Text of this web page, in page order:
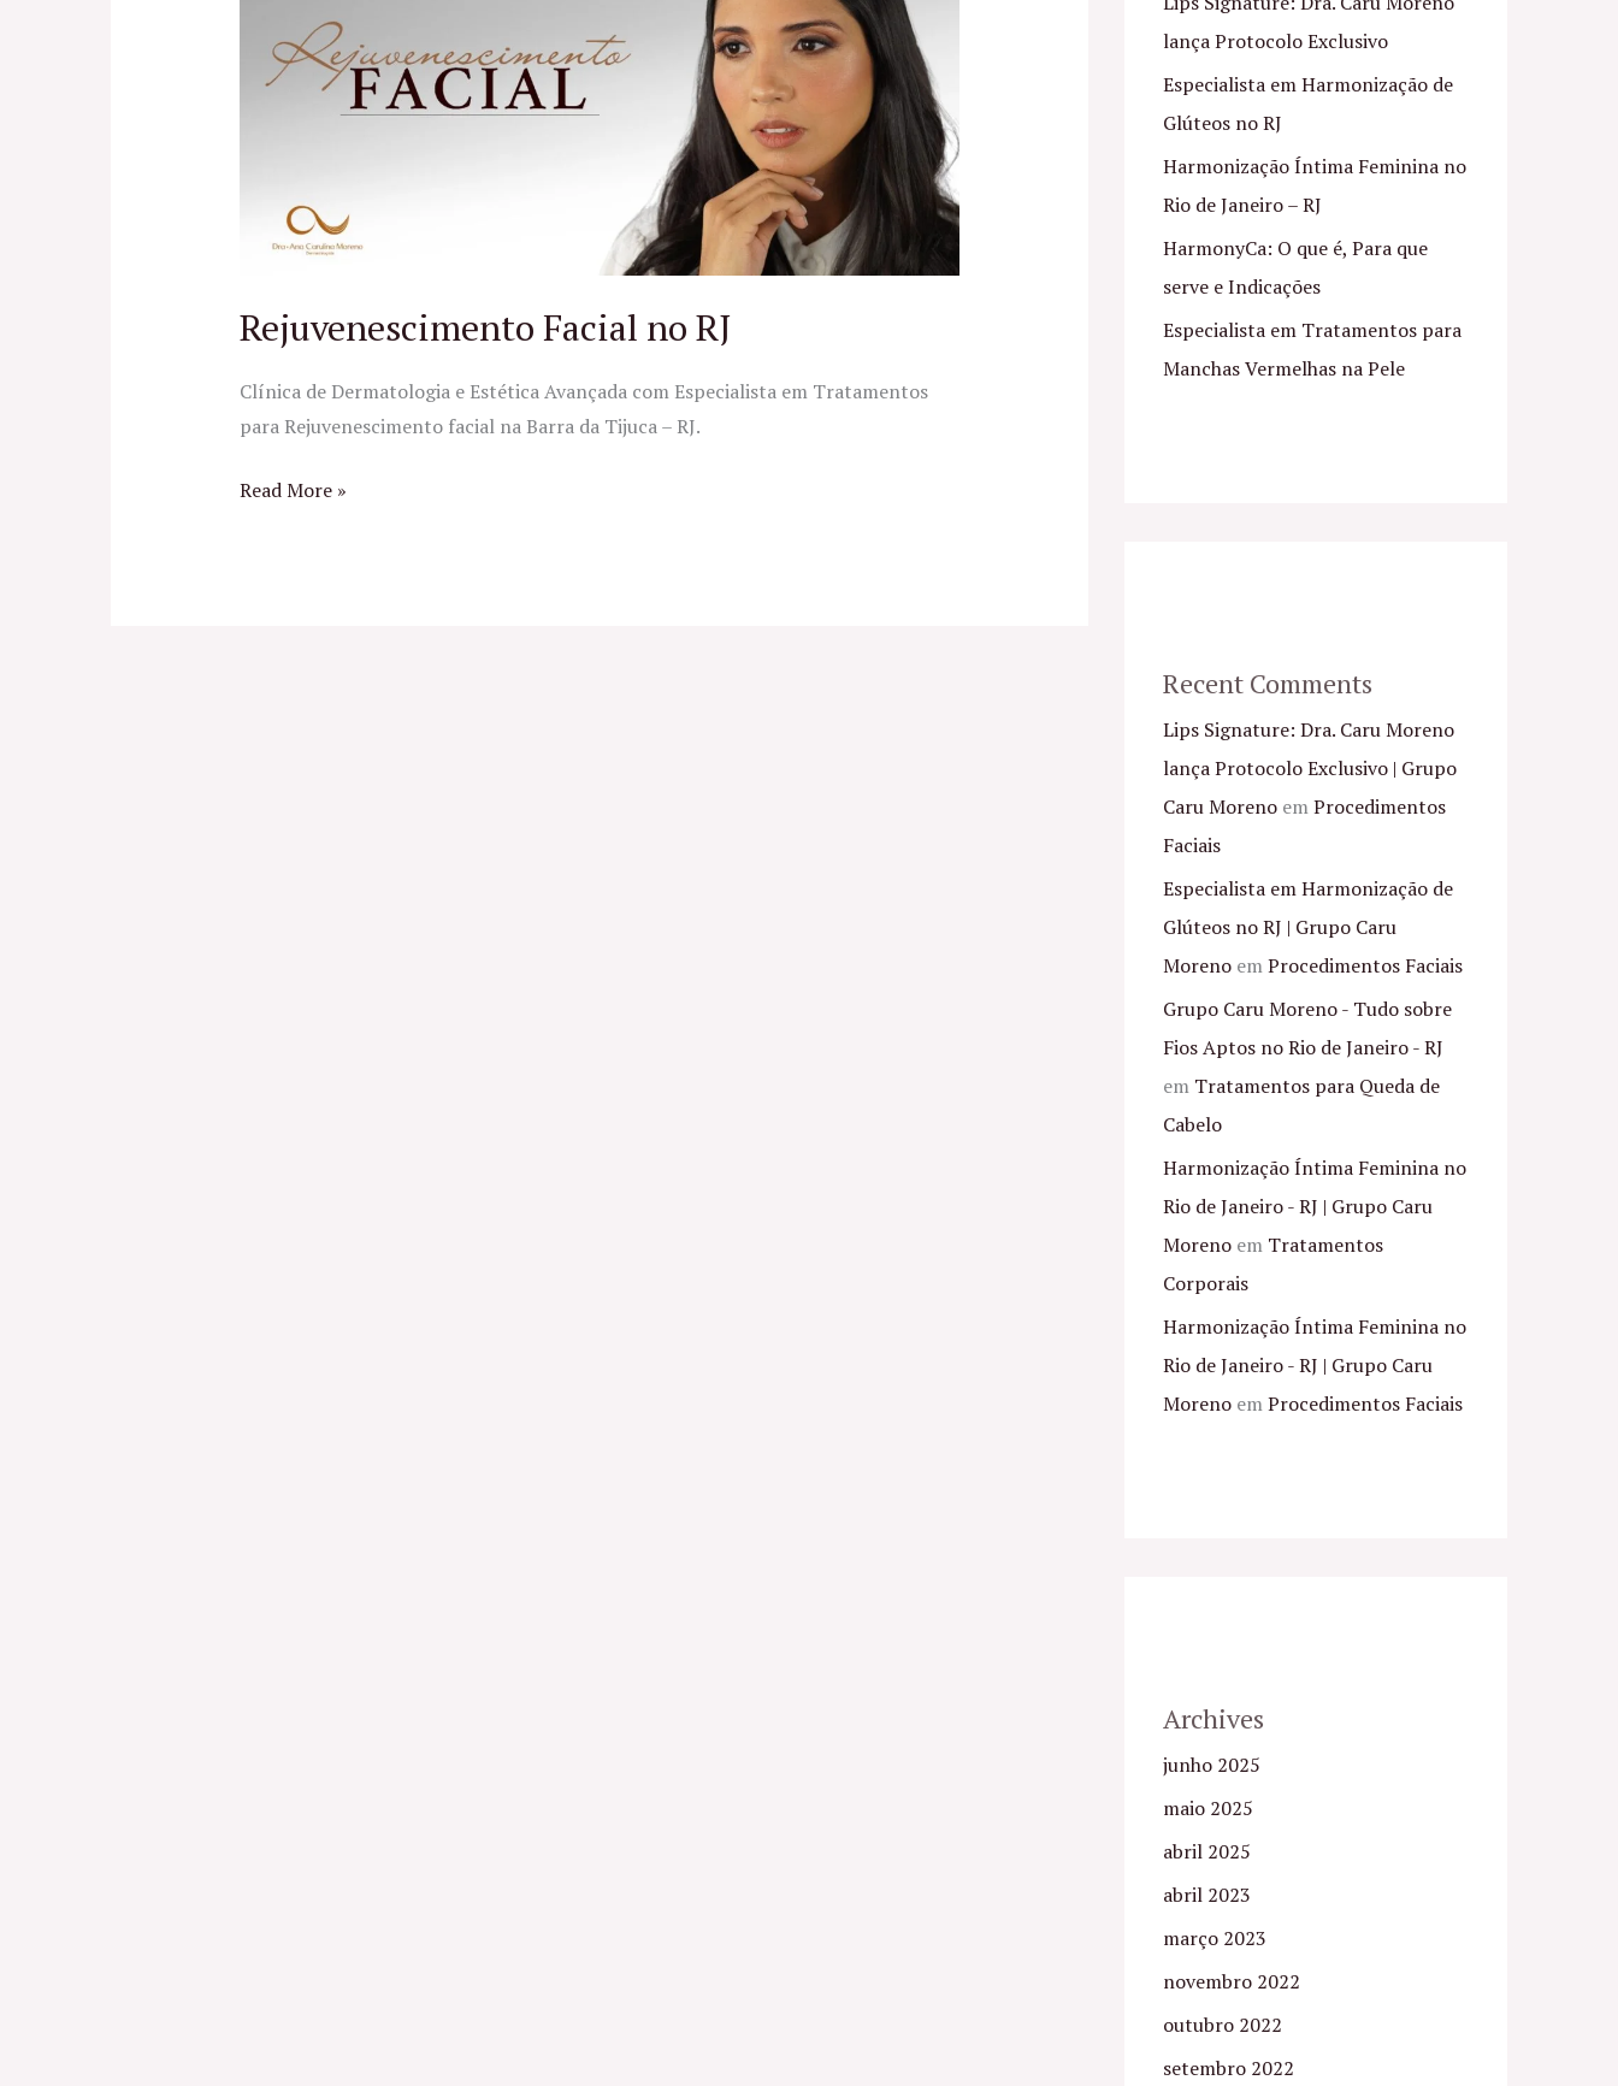
Rejuvenescimento Facial no RJ
Clínica de Dermatologia e Estética Avançada com Especialista em Tratamentos
para Rejuvenescimento facial na Barra da Tijuca – RJ.
Read More »
lança Protocolo Exclusivo
Especialista em Harmonização de
Glúteos no RJ
Harmonização Íntima Feminina no
Rio de Janeiro – RJ
HarmonyCa: O que é, Para que
serve e Indicações
Especialista em Tratamentos para
Manchas Vermelhas na Pele
Recent Comments
Lips Signature: Dra. Caru Moreno
lança Protocolo Exclusivo | Grupo
Caru Moreno emProcedimentos
Faciais
Especialista em Harmonização de
Glúteos no RJ | Grupo Caru
Moreno emProcedimentos Faciais
Grupo Caru Moreno - Tudo sobre
Fios Aptos no Rio de Janeiro - RJ
em Tratamentos para Queda de
Cabelo
Harmonização Íntima Feminina no
Rio de Janeiro - RJ | Grupo Caru
Moreno em Tratamentos
Corporais
Harmonização Íntima Feminina no
Rio de Janeiro - RJ | Grupo Caru
Moreno emProcedimentos Faciais
Archives
junho 2025
maio 2025
abril 2025
abril 2023
março 2023
novembro 2022
outubro 2022
setembro 2022